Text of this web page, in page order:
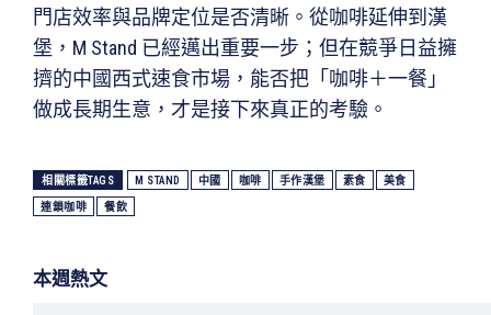
門店效率與品牌定位是否清晰。從咖啡延伸到漢
堡，M Stand 已經邁出重要一步；但在競爭日益擁
擠的中國西式速食市場，能否把「咖啡＋一餐」
做成長期生意，才是接下來真正的考驗。
相關標籤TAGS M STAND 中國 咖啡 手作漢堡 素食 美食
連鎖咖啡 餐飲
本週熱文